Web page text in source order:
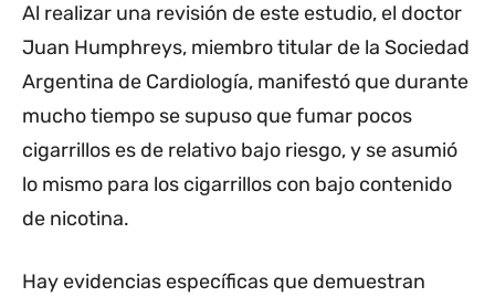
Al realizar una revisión de este estudio, el doctor
Juan Humphreys, miembro titular de la Sociedad
Argentina de Cardiología, manifestó que durante
mucho tiempo se supuso que fumar pocos
cigarrillos es de relativo bajo riesgo, y se asumió
lo mismo para los cigarrillos con bajo contenido
de nicotina.
Hay evidencias específicas que demuestran